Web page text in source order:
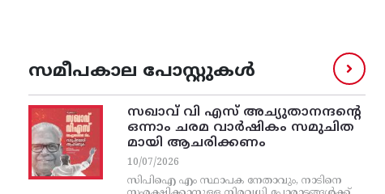
സമീപകാല പോസ്റ്റുകൾ
സഖാവ് വി എസ്‌ അച്യുതാനന്ദന്റെ
ഒന്നാം ചരമ വാര്‍ഷികം സമുചിത
മായി ആചരിക്കണം
10/07/2026
സിപിഐ എം സ്ഥാപക നേതാവും, നാടിനെ